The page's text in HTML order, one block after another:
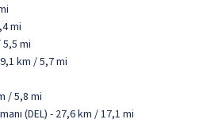
mi
mi
km / 5,7 mi
/ 5,8 mi
(DEL) - 27,6 km / 17,1 mi